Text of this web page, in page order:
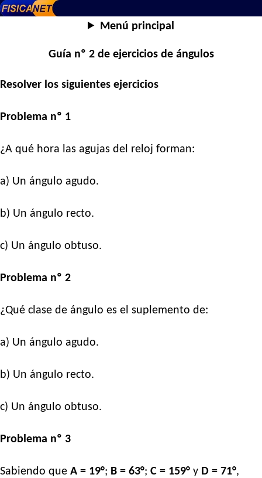
Menú principal
Guía nº 2 de ejercicios de ángulos
Resolver los siguientes ejercicios
Problema nº 1
¿A qué hora las agujas del reloj forman:
a) Un ángulo agudo.
b) Un ángulo recto.
c) Un ángulo obtuso.
Problema nº 2
¿Qué clase de ángulo es el suplemento de:
a) Un ángulo agudo.
b) Un ángulo recto.
c) Un ángulo obtuso.
Problema nº 3
Sabiendo que A = 19°; B = 63°; C = 159° y D = 71°,